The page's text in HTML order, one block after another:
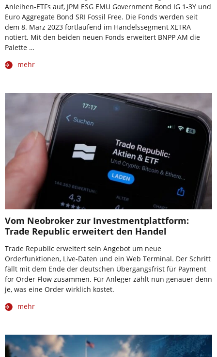
Anleihen-ETFs auf, JPM ESG EMU Government Bond IG 1-3Y und
Euro Aggregate Bond SRI Fossil Free. Die Fonds werden seit
dem 8. März 2023 fortlaufend im Handelssegment XETRA
notiert. Mit den beiden neuen Fonds erweitert BNPP AM die
Palette …
mehr
Vom Neobroker zur Investmentplattform:
Trade Republic erweitert den Handel
Trade Republic erweitert sein Angebot um neue
Orderfunktionen, Live-Daten und ein Web Terminal. Der Schritt
fällt mit dem Ende der deutschen Übergangsfrist für Payment
for Order Flow zusammen. Für Anleger zählt nun genauer denn
je, was eine Order wirklich kostet.
mehr